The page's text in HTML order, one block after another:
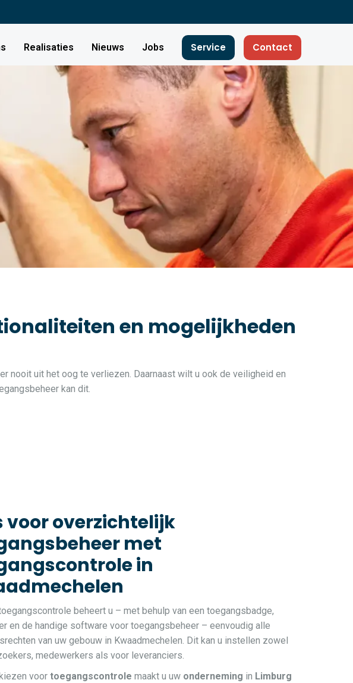
Realisaties Nieuws Jobs Service Contact
en mogelijkheden
nooit uit het oog te verliezen. Daarnaast wilt u ook de veiligheid en
kan dit.
voor overzichtelijk
met
in
beheert u – met behulp van een toegangsbadge,
en de handige software voor toegangsbeheer – eenvoudig alle
van uw gebouw in Kwaadmechelen. Dit kan u instellen zowel
medewerkers als voor leveranciers.
voor toegangscontrole maakt u uw onderneming in Limburg